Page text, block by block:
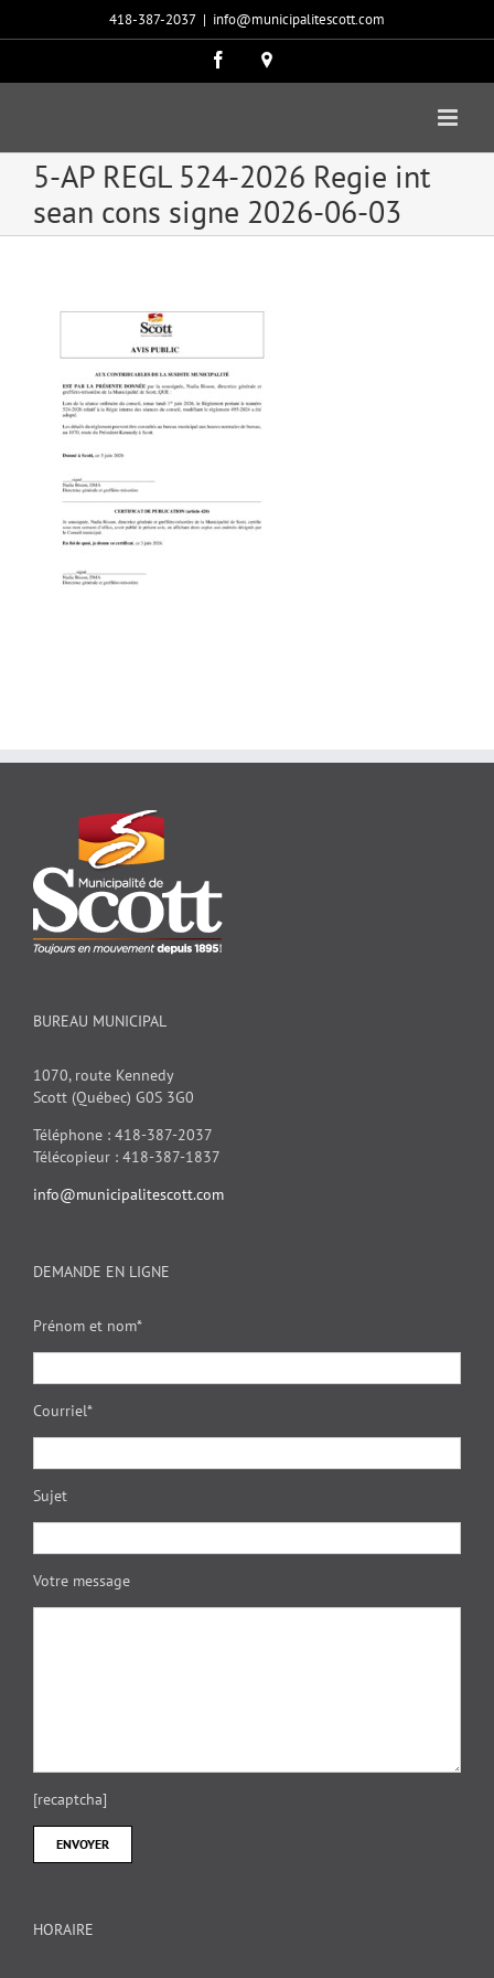
418-387-2037 | info@municipalitescott.com
Facebook
Carte
5-AP REGL 524-2026 Regie int
sean cons signe 2026-06-03
BUREAU MUNICIPAL
1070, route Kennedy
Scott (Québec) G0S 3G0
Téléphone : 418-387-2037
Télécopieur : 418-387-1837
info@municipalitescott.com
DEMANDE EN LIGNE
Prénom et nom*
Courriel*
Sujet
Votre message
[recaptcha]
HORAIRE